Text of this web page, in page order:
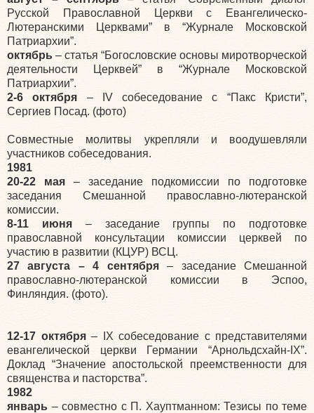
Русской Православной Церкви с Евангелическо-
Лютеранскими Церквами” в “Журнале Московской
Патриархии”.
октябрь – статья “Богословские основы миротворческой
деятельности Церквей” в “Журнале Московской
Патриархии”.
2-6 октября – IV собеседование с “Пакс Кристи”,
Сергиев Посад. (фото)
Совместные молитвы укрепляли и воодушевляли
участников собеседования.
1981
20-22 мая – заседание подкомиссии по подготовке
заседания Смешанной православно-лютеранской
комиссии.
8-11 июня– заседание группы по подготовке
православной консультации комиссии церквей по
участию в развитии (КЦУР) ВСЦ.
27 августа – 4 сентября– заседание Смешанной
православно-лютеранской комиссии в Эспоо,
Финляндия. (фото).
12-17 октября– IX собеседование с представителями
евангелической церкви Германии “Арнольдсхайн-IX”.
Доклад “Значение апостольской преемственности для
священства и пасторства”.
1982
январь – совместно с П. Хауптманном: Тезисы по теме